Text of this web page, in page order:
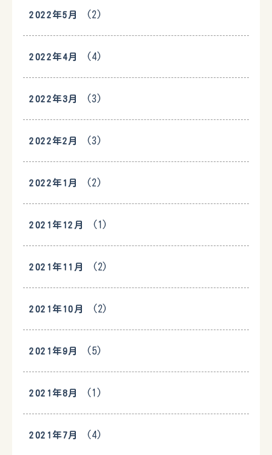
2022年5月 (2)
2022年4月 (4)
2022年3月 (3)
2022年2月 (3)
2022年1月 (2)
2021年12月 (1)
2021年11月 (2)
2021年10月 (2)
2021年9月 (5)
2021年8月 (1)
2021年7月 (4)